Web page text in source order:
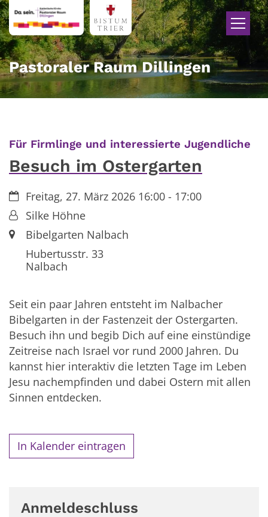
Zum Inhalt springen
Pastoraler Raum Dillingen
Für Firmlinge und interessierte Jugendliche
Besuch im Ostergarten
Datum:Freitag, 27. März 2026 16:00 - 17:00
Von:Silke Höhne
Ort:Bibelgarten Nalbach
Hubertusstr. 33
Nalbach
Seit ein paar Jahren entsteht im Nalbacher
Bibelgarten in der Fastenzeit der Ostergarten.
Besuch ihn und begib Dich auf eine einstündige
Zeitreise nach Israel vor rund 2000 Jahren. Du
kannst hier interaktiv die letzten Tage im Leben
Jesu nachempfinden und dabei Ostern mit allen
Sinnen entdecken.
In Kalender eintragen
Anmeldeschluss